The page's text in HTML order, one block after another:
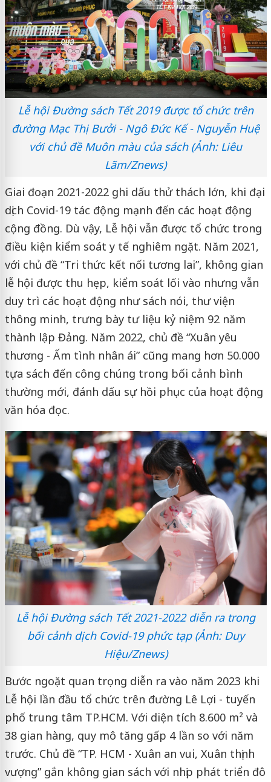
Lễ hội Đường sách Tết 2019 được tổ chức trên
đường Mạc Thị Bưởi - Ngô Đức Kế - Nguyễn Huệ
với chủ đề Muôn màu của sách (Ảnh: Liêu
Lãm/Znews)
Giai đoạn 2021-2022 ghi dấu thử thách lớn, khi đại
dịch Covid-19 tác động mạnh đến các hoạt động
cộng đồng. Dù vậy, Lễ hội vẫn được tổ chức trong
điều kiện kiểm soát y tế nghiêm ngặt. Năm 2021,
với chủ đề “Tri thức kết nối tương lai”, không gian
lễ hội được thu hẹp, kiểm soát lối vào nhưng vẫn
duy trì các hoạt động như sách nói, thư viện
thông minh, trưng bày tư liệu kỷ niệm 92 năm
thành lập Đảng. Năm 2022, chủ đề “Xuân yêu
thương - Ấm tình nhân ái” cũng mang hơn 50.000
tựa sách đến công chúng trong bối cảnh bình
thường mới, đánh dấu sự hồi phục của hoạt động
văn hóa đọc.
Lễ hội Đường sách Tết 2021-2022 diễn ra trong
bối cảnh dịch Covid-19 phức tạp (Ảnh: Duy
Hiệu/Znews)
Bước ngoặt quan trọng diễn ra vào năm 2023 khi
Lễ hội lần đầu tổ chức trên đường Lê Lợi - tuyến
phố trung tâm TP.HCM. Với diện tích 8.600 m² và
38 gian hàng, quy mô tăng gấp 4 lần so với năm
trước. Chủ đề “TP. HCM - Xuân an vui, Xuân thịnh
vượng” gắn không gian sách với nhịp phát triển đô